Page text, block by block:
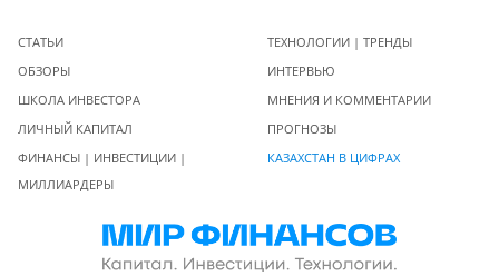
СТАТЬИ
ОБЗОРЫ
ШКОЛА ИНВЕСТОРА
ЛИЧНЫЙ КАПИТАЛ
ФИНАНСЫ | ИНВЕСТИЦИИ |
МИЛЛИАРДЕРЫ
ТЕХНОЛОГИИ | ТРЕНДЫ
ИНТЕРВЬЮ
МНЕНИЯ И КОММЕНТАРИИ
ПРОГНОЗЫ
КАЗАХСТАН В ЦИФРАХ